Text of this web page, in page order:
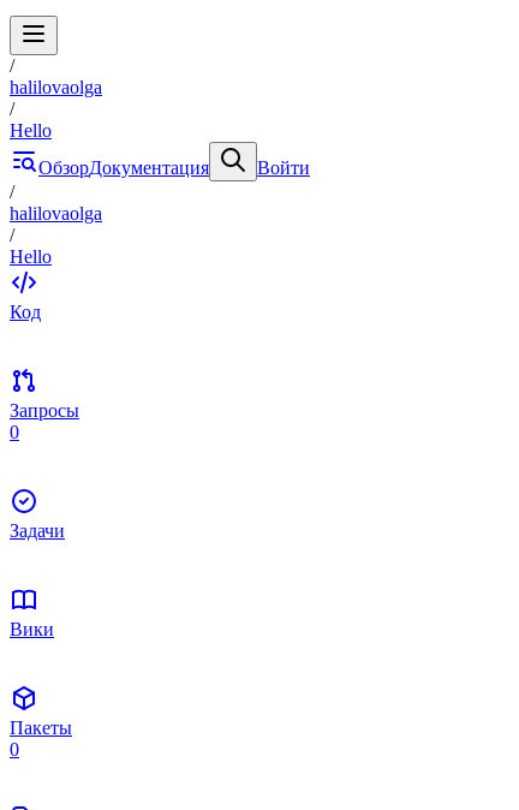
/
halilovaolga
/
Hello
ОбзорДокументация
Войти
/
halilovaolga
/
Hello
Код
Запросы
0
Задачи
Вики
Пакеты
0